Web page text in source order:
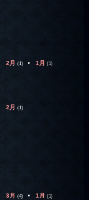
2月 (1) 1月 (1)
2月 (1)
3月 (4) 1月 (1)